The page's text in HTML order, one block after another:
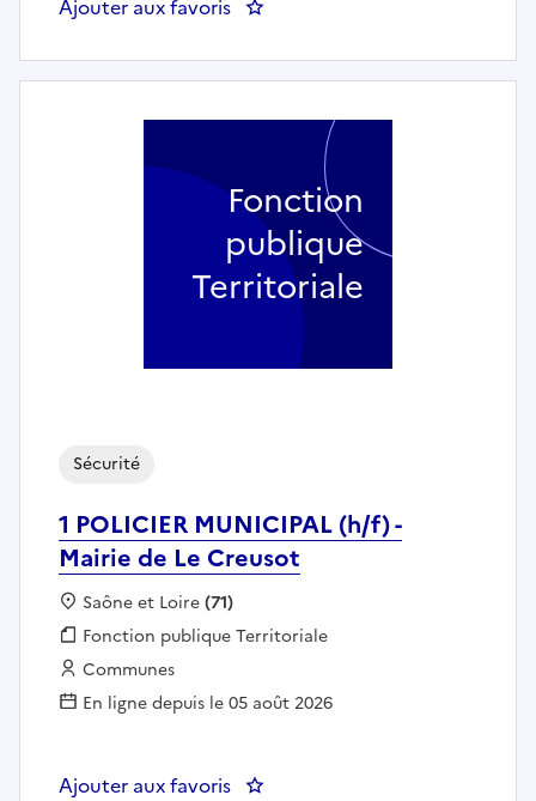
Ajouter aux favoris : Surveillant point école (h/f) -
1 POLICIER MUNICIPAL (h/f) -
Mairie de Le Creusot
Sécurité
Localisation :
Saône et Loire(71)
Fonction publique :
Fonction publique Territoriale
Employeur :
Communes
En ligne depuis le 05 août 2026
Ajouter aux favoris : 1 POLICIER MUNICIPAL (h/f) -
Fonction
publique
Territoriale